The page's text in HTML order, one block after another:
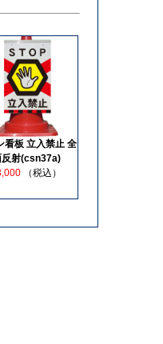
看板 立入禁止 全
反射(csn37a)
（税込）